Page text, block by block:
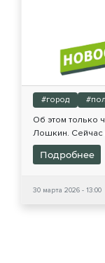
#город
Об этом только
Лошкин. Сейчас
Подробнее
30 марта 2026 - 13:00